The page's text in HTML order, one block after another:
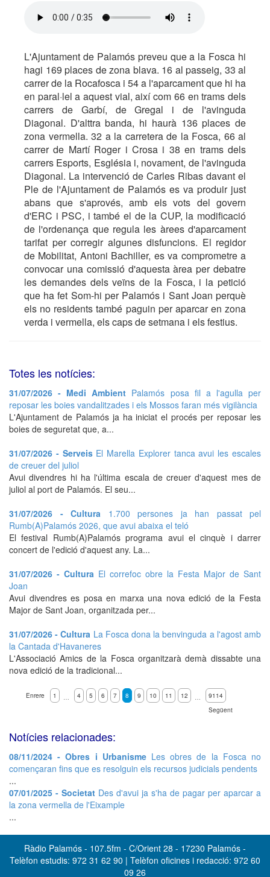
L'Ajuntament de Palamós preveu que a la Fosca hi
hagi 169 places de zona blava. 16 al passeig, 33 al
carrer de la Rocafosca i 54 a l'aparcament que hi ha
en paral·lel a aquest vial, així com 66 en trams dels
carrers de Garbí, de Gregal i de l'avinguda
Diagonal. D'alttra banda, hi haurà 136 places de
zona vermella. 32 a la carretera de la Fosca, 66 al
carrer de Martí Roger i Crosa i 38 en trams dels
carrers Esports, Església i, novament, de l'avinguda
Diagonal. La intervenció de Carles Ribas davant el
Ple de l'Ajuntament de Palamós es va produir just
abans que s'aprovés, amb els vots del govern
d'ERC i PSC, i també el de la CUP, la modificació
de l'ordenança que regula les àrees d'aparcament
tarifat per corregir algunes disfuncions. El regidor
de Mobilitat, Antoni Bachiller, es va comprometre a
convocar una comissió d'aquesta àrea per debatre
les demandes dels veïns de la Fosca, i la petició
que ha fet Som-hi per Palamós i Sant Joan perquè
els no residents també paguin per aparcar en zona
verda i vermella, els caps de setmana i els festius.
Totes les notícies:
31/07/2026 - Medi Ambient Palamós posa fil a l'agulla per
reposar les boies vandalitzades i els Mossos faran més vigilància
L'Ajuntament de Palamós ja ha iniciat el procés per reposar les
boies de seguretat que, a...
31/07/2026 - Serveis El Marella Explorer tanca avui les escales
de creuer del juliol
Avui divendres hi ha l'última escala de creuer d'aquest mes de
juliol al port de Palamós. El seu...
31/07/2026 - Cultura 1.700 persones ja han passat pel
Rumb(A)Palamós 2026, que avui abaixa el teló
El festival Rumb(A)Palamós programa avui el cinquè i darrer
concert de l'edició d'aquest any. La...
31/07/2026 - Cultura El correfoc obre la Festa Major de Sant
Joan
Avui divendres es posa en marxa una nova edició de la Festa
Major de Sant Joan, organitzada per...
31/07/2026 - Cultura La Fosca dona la benvinguda a l'agost amb
la Cantada d'Havaneres
L'Associació Amics de la Fosca organitzarà demà dissabte una
nova edició de la tradicional...
Enrere 1 … 4 5 6 7 8 9 10 11 12 …
9114
Següent
Notícies relacionades:
08/11/2024 - Obres i UrbanismeLes obres de la Fosca no
començaran fins que es resolguin els recursos judicials pendents
...
07/01/2025 - Societat Des d'avui ja s'ha de pagar per aparcar a
la zona vermella de l'Eixample
...
Ràdio Palamós - 107.5fm - C/Orient 28 - 17230 Palamós -
Telèfon estudis: 972 31 62 90 | Telèfon oficines i redacció: 972 60
09 26